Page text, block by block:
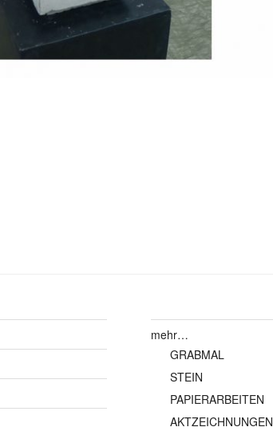
mehr…
GRABMAL
STEIN
PAPIERARBEITEN
AKTZEICHNUNGEN